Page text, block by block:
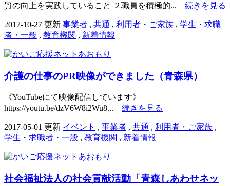
質の向上を実践していること ２職員を積極的... 続きを見る
2017-10-27 更新 事業者 , 共通 , 利用者・ご家族 , 学生・求職
者・一般 , 教育機関 , 新着情報
介護の仕事のPR映像ができました（青森県）
《YouTubeにて映像配信しています》
https://youtu.be/dzV6W8i2Wu8... 続きを見る
2017-05-01 更新 イベント , 事業者 , 共通 , 利用者・ご家族 ,
学生・求職者・一般 , 教育機関 , 新着情報
社会福祉法人の社会貢献活動「青森しあわせネッ